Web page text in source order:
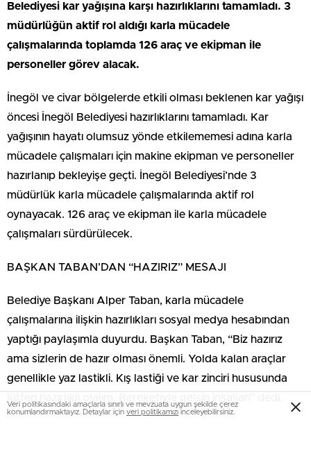
Belediyesi kar yağışına karşı hazırlıklarını tamamladı. 3
müdürlüğün aktif rol aldığı karla mücadele
çalışmalarında toplamda 126 araç ve ekipman ile
personeller görev alacak.
İnegöl ve civar bölgelerde etkili olması beklenen kar yağışı
öncesi İnegöl Belediyesi hazırlıklarını tamamladı. Kar
yağışının hayatı olumsuz yönde etkilememesi adına karla
mücadele çalışmaları için makine ekipman ve personeller
hazırlanıp bekleyişe geçti. İnegöl Belediyesi’nde 3
müdürlük karla mücadele çalışmalarında aktif rol
oynayacak. 126 araç ve ekipman ile karla mücadele
çalışmaları sürdürülecek.
BAŞKAN TABAN’DAN “HAZIRIZ” MESAJI
Belediye Başkanı Alper Taban, karla mücadele
çalışmalarına ilişkin hazırlıkları sosyal medya hesabından
yaptığı paylaşımla duyurdu. Başkan Taban, “Biz hazırız
ama sizlerin de hazır olması önemli. Yolda kalan araçlar
genellikle yaz lastikli. Kış lastiği ve kar zinciri hususunda
Veri politikasındaki amaçlarla sınırlı ve mevzuata uygun şekilde çerez
konumlandırmaktayız. Detaylar için veri politikamızı inceleyebilirsiniz.